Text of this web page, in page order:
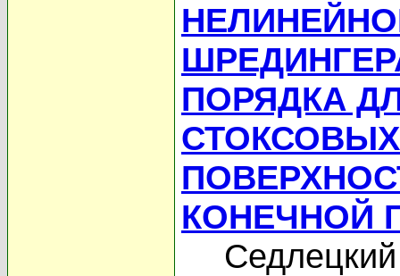
ПОРЯДКА
КОНЕЧНОЙ